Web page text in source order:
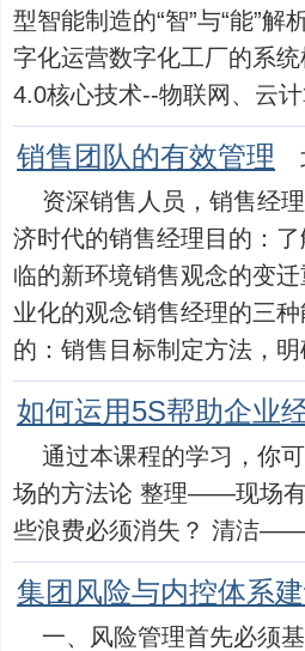
型智能制造的“智”与“能”
字化运营数字化工厂的系
4.0核心技术--物联网、云
销售团队的有效管理
资深销售人员，销售经
济时代的销售经理目的：
临的新环境销售观念的变
业化的观念销售经理的三
的：销售目标制定方法，
如何运用5S帮助企业
通过本课程的学习，你
场的方法论 整理——现场
些浪费必须消失？ 清洁
集团风险与内控体系
一、风险管理首先必须